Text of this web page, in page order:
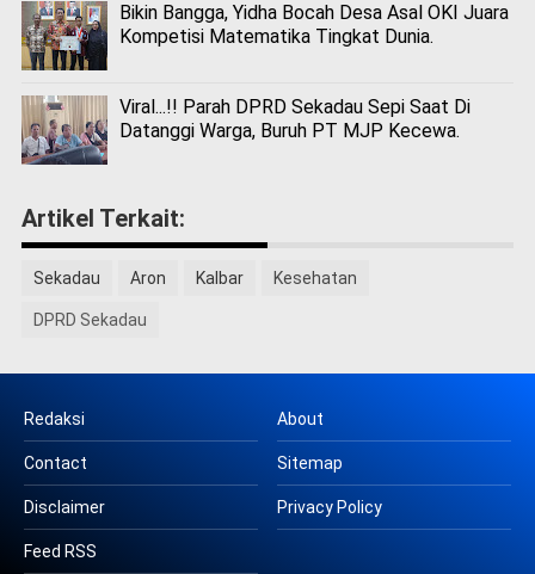
Bikin Bangga, Yidha Bocah Desa Asal OKI Juara
Kompetisi Matematika Tingkat Dunia.
Viral...!! Parah DPRD Sekadau Sepi Saat Di
Datanggi Warga, Buruh PT MJP Kecewa.
Artikel Terkait:
Sekadau Aron Kalbar Kesehatan
DPRD Sekadau
Redaksi About
Contact Sitemap
Disclaimer Privacy Policy
Feed RSS